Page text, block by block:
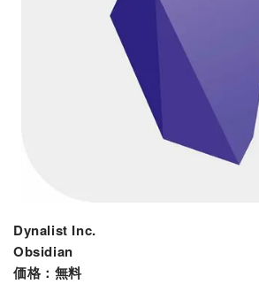
Dynalist Inc.
Obsidian
価格：無料